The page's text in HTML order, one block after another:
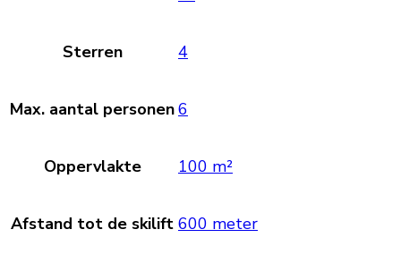
Sterren 4
Max. aantal personen6
Oppervlakte 100 m²
Afstand tot de skilift 600 meter